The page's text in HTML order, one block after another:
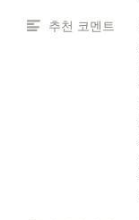
추천 코멘트